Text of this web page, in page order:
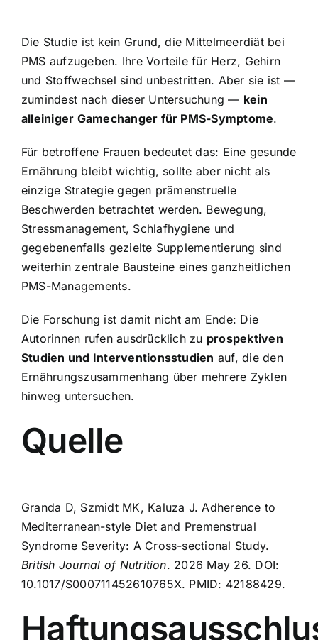
Die Studie ist kein Grund, die Mittelmeerdiät bei
PMS aufzugeben. Ihre Vorteile für Herz, Gehirn
und Stoffwechsel sind unbestritten. Aber sie ist —
zumindest nach dieser Untersuchung — kein
alleiniger Gamechanger für PMS-Symptome.
Für betroffene Frauen bedeutet das: Eine gesunde
Ernährung bleibt wichtig, sollte aber nicht als
einzige Strategie gegen prämenstruelle
Beschwerden betrachtet werden. Bewegung,
Stressmanagement, Schlafhygiene und
gegebenenfalls gezielte Supplementierung sind
weiterhin zentrale Bausteine eines ganzheitlichen
PMS-Managements.
Die Forschung ist damit nicht am Ende: Die
Autorinnen rufen ausdrücklich zu prospektiven
Studien und Interventionsstudien auf, die den
Ernährungszusammenhang über mehrere Zyklen
hinweg untersuchen.
Quelle
Granda D, Szmidt MK, Kaluza J. Adherence to
Mediterranean-style Diet and Premenstrual
Syndrome Severity: A Cross-sectional Study.
British Journal of Nutrition. 2026 May 26. DOI:
10.1017/S000711452610765X. PMID: 42188429.